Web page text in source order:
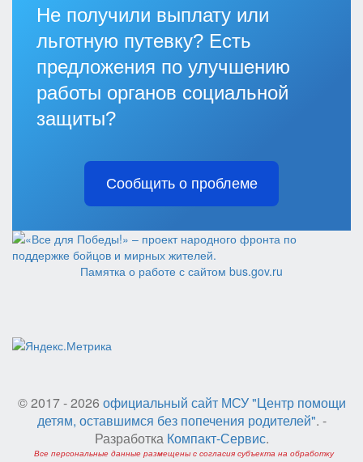
Не получили выплату или
льготную путевку? Есть
предложения по улучшению
работы органов социальной
защиты?
Сообщить о проблеме
Памятка о работе с сайтом bus.gov.ru
© 2017 - 2026 официальный сайт МСУ "Центр помощи
детям, оставшимся без попечения родителей". -
Разработка Компакт-Сервис.
Все персональные данные размещены с согласия субъекта на обработку